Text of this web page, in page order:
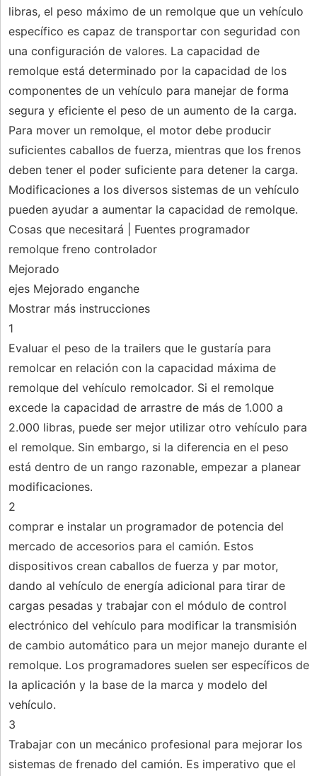
libras, el peso máximo de un remolque que un vehículo
específico es capaz de transportar con seguridad con
una configuración de valores. La capacidad de
remolque está determinado por la capacidad de los
componentes de un vehículo para manejar de forma
segura y eficiente el peso de un aumento de la carga.
Para mover un remolque, el motor debe producir
suficientes caballos de fuerza, mientras que los frenos
deben tener el poder suficiente para detener la carga.
Modificaciones a los diversos sistemas de un vehículo
pueden ayudar a aumentar la capacidad de remolque.
Cosas que necesitará | Fuentes programador
remolque freno controlador
Mejorado
ejes Mejorado enganche
Mostrar más instrucciones
1
Evaluar el peso de la trailers que le gustaría para
remolcar en relación con la capacidad máxima de
remolque del vehículo remolcador. Si el remolque
excede la capacidad de arrastre de más de 1.000 a
2.000 libras, puede ser mejor utilizar otro vehículo para
el remolque. Sin embargo, si la diferencia en el peso
está dentro de un rango razonable, empezar a planear
modificaciones.
2
comprar e instalar un programador de potencia del
mercado de accesorios para el camión. Estos
dispositivos crean caballos de fuerza y ​​par motor,
dando al vehículo de energía adicional para tirar de
cargas pesadas y trabajar con el módulo de control
electrónico del vehículo para modificar la transmisión
de cambio automático para un mejor manejo durante el
remolque. Los programadores suelen ser específicos de
la aplicación y la base de la marca y modelo del
vehículo.
3
Trabajar con un mecánico profesional para mejorar los
sistemas de frenado del camión. Es imperativo que el